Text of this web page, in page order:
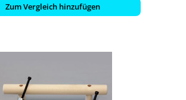
Zum Vergleich hinzufügen